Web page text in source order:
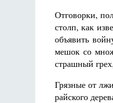
Отговорки,
столп, как
объявить
мешок со
страшный
Грязные от
райского